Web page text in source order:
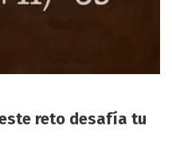
reto desafía tu